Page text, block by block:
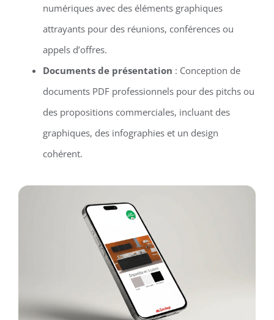
numériques avec des éléments graphiques
attrayants pour des réunions, conférences ou
appels d’offres.
Documents de présentation : Conception de
documents PDF professionnels pour des pitchs ou
des propositions commerciales, incluant des
graphiques, des infographies et un design
cohérent.